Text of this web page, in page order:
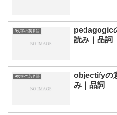
9文字の英単語
pedagogic
読み｜品詞
9文字の英単語
objectifyの
み｜品詞